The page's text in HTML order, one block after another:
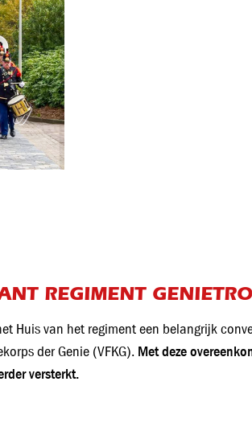
REGIMENT
Huis van het regiment een belangrijk
der Genie (VFKG). Met deze
versterkt.